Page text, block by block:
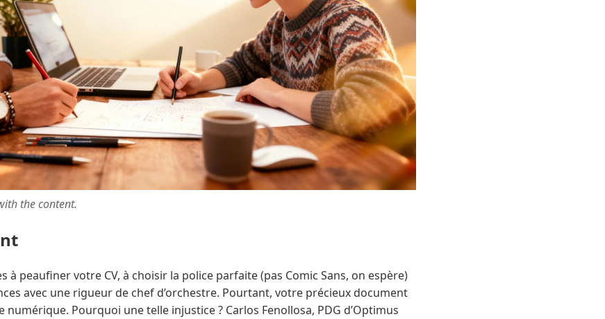
the content.
à peaufiner votre CV, à choisir la police parfaite (pas Comic Sans, on espère)
avec une rigueur de chef d’orchestre. Pourtant, votre précieux document
Pourquoi une telle injustice ? Carlos Fenollosa, PDG d’Optimus